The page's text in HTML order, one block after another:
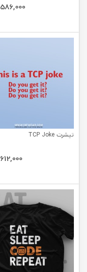
586,000
تیشرت TCP Joke
612,000